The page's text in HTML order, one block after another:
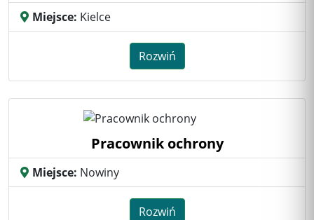
Miejsce: Kielce
Rozwiń
Pracownik ochrony
Miejsce: Nowiny
Rozwiń